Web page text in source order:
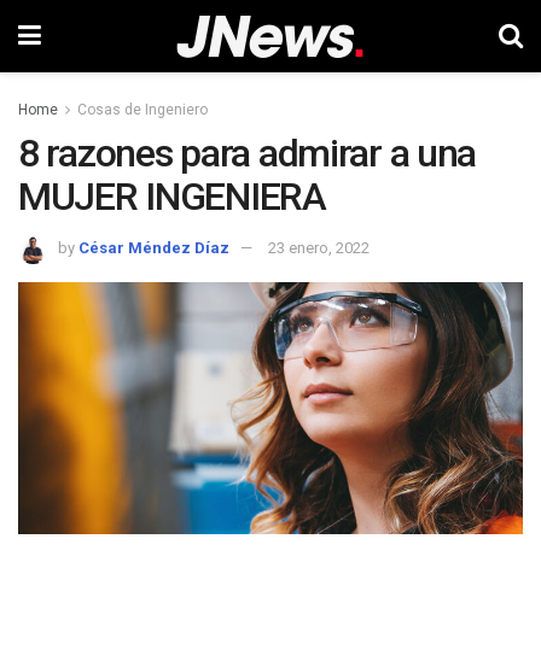
Home Cosas de Ingeniero
8 razones para admirar a una
MUJER INGENIERA
by César Méndez Díaz 23 enero, 2022